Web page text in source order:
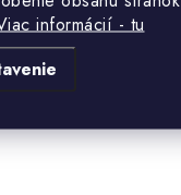
informácií - tu